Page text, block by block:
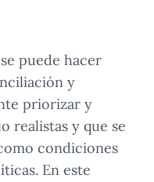
puede hacer
y
priorizar y
realistas y que se
condiciones
En este